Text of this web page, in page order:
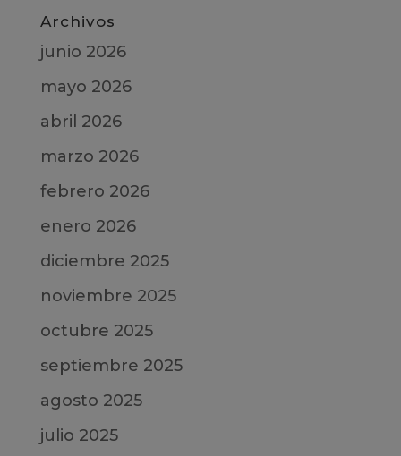
Archivos
junio 2026
mayo 2026
abril 2026
marzo 2026
febrero 2026
enero 2026
diciembre 2025
noviembre 2025
octubre 2025
septiembre 2025
agosto 2025
julio 2025